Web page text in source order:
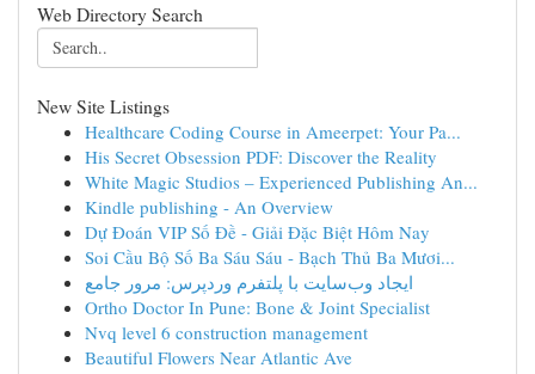
Web Directory Search
New Site Listings
Healthcare Coding Course in Ameerpet: Your Pa...
His Secret Obsession PDF: Discover the Reality
White Magic Studios – Experienced Publishing An...
Kindle publishing - An Overview
Dự Đoán VIP Số Đề - Giải Đặc Biệt Hôm Nay
Soi Cầu Bộ Số Ba Sáu Sáu - Bạch Thủ Ba Mươi...
ایجاد وب‌سایت با پلتفرم وردپرس: مرور جامع
Ortho Doctor In Pune: Bone & Joint Specialist
Nvq level 6 construction management
Beautiful Flowers Near Atlantic Ave